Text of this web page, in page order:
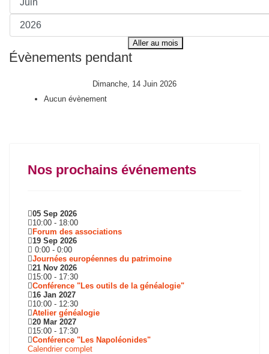
Aller au mois
Évènements pendant
Dimanche, 14 Juin 2026
Aucun évènement
Nos prochains événements
05 Sep 2026
10:00 - 18:00
Forum des associations
19 Sep 2026
0:00 - 0:00
Journées européennes du patrimoine
21 Nov 2026
15:00 - 17:30
Conférence "Les outils de la généalogie"
16 Jan 2027
10:00 - 12:30
Atelier généalogie
20 Mar 2027
15:00 - 17:30
Conférence "Les Napoléonides"
Calendrier complet